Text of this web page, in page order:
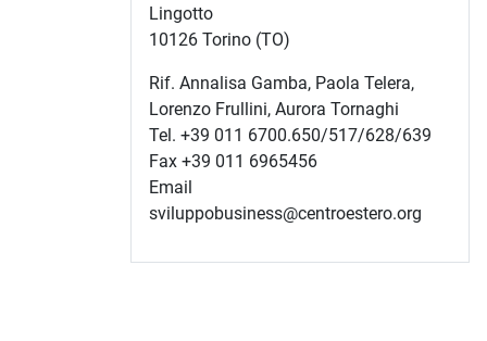
Lingotto
10126 Torino (TO)
Rif. Annalisa Gamba, Paola Telera,
Lorenzo Frullini, Aurora Tornaghi
Tel. +39 011 6700.650/517/628/639
Fax +39 011 6965456
Email
sviluppobusiness@centroestero.org